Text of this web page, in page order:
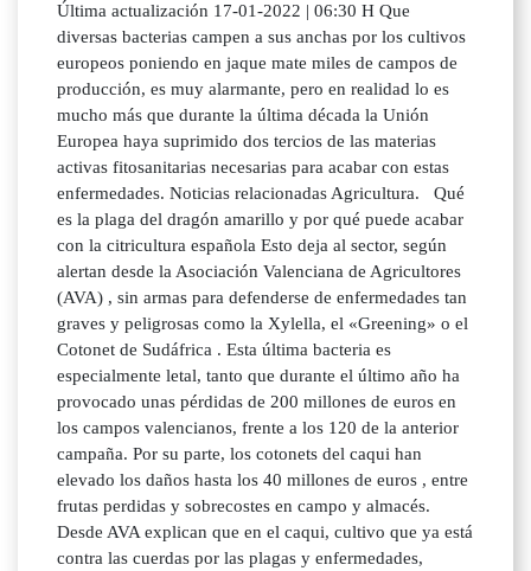
Última actualización 17-01-2022 | 06:30 H Que
diversas bacterias campen a sus anchas por los cultivos
europeos poniendo en jaque mate miles de campos de
producción, es muy alarmante, pero en realidad lo es
mucho más que durante la última década la Unión
Europea haya suprimido dos tercios de las materias
activas fitosanitarias necesarias para acabar con estas
enfermedades. Noticias relacionadas Agricultura. Qué
es la plaga del dragón amarillo y por qué puede acabar
con la citricultura española Esto deja al sector, según
alertan desde la Asociación Valenciana de Agricultores
(AVA) , sin armas para defenderse de enfermedades tan
graves y peligrosas como la Xylella, el «Greening» o el
Cotonet de Sudáfrica . Esta última bacteria es
especialmente letal, tanto que durante el último año ha
provocado unas pérdidas de 200 millones de euros en
los campos valencianos, frente a los 120 de la anterior
campaña. Por su parte, los cotonets del caqui han
elevado los daños hasta los 40 millones de euros , entre
frutas perdidas y sobrecostes en campo y almacés.
Desde AVA explican que en el caqui, cultivo que ya está
contra las cuerdas por las plagas y enfermedades,